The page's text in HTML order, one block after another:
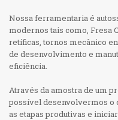
Saúde e Segurança
Fornecedor
Trabalhe Conosco
FAÇA UM ORÇAMENTO
Nossa ferramentaria é
modernos tais como, Fresa
retíficas, tornos mecânico
de desenvolvimento e
eficiência.
Através da amostra de um
possível desenvolvermos o
as etapas produtivas e